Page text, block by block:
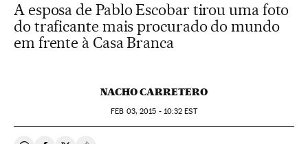
A esposa de Pablo Escobar tirou uma foto
do traficante mais procurado do mundo
em frente à Casa Branca
NACHO CARRETERO
FEB 03, 2015 - 10:32 EST